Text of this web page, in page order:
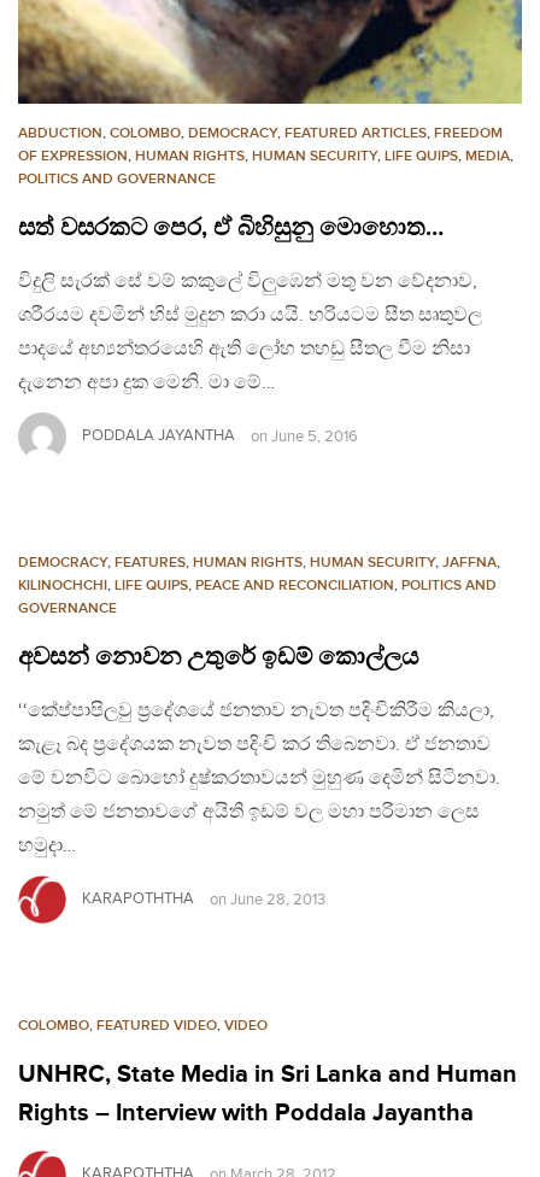
ABDUCTION, COLOMBO, DEMOCRACY, FEATURED ARTICLES, FREEDOM
OF EXPRESSION, HUMAN RIGHTS, HUMAN SECURITY, LIFE QUIPS, MEDIA,
POLITICS AND GOVERNANCE
සත් වසරකට පෙර, ඒ බිහිසුනු මොහොත…
විදුලි සැරක් සේ වම් කකුලේ විලුඹෙන් මතු වන වේදනාව,
ශරීරයම දවමින් හිස් මුදුන කරා යයි. හරියටම සීත සෘතුවල
පාදයේ අභ්‍යන්තරයෙහි ඇති ලෝහ තහඩු සීතල වීම නිසා
දැනෙන අපා දුක මෙනි. මා මේ…
PODDALA JAYANTHA on June 5, 2016
DEMOCRACY, FEATURES, HUMAN RIGHTS, HUMAN SECURITY, JAFFNA,
KILINOCHCHI, LIFE QUIPS, PEACE AND RECONCILIATION, POLITICS AND
GOVERNANCE
අවසන් නොවන උතුරේ ඉඩම් කොල්ලය
‘‘කේප්පාපිලවු ප්‍රදේශයේ ජනතාව නැවත පදිංචිකිරීම කියලා,
කැළෑ බද ප‍්‍රදේශයක නැවත පදිංචි කර තිබෙනවා. ඒ ජනතාව
මේ වනවිට බොහෝ දුෂ්කරතාවයන් මුහුණ දෙමින් සිටිනවා.
නමුත් මේ ජනතාවගේ අයිති ඉඩම් වල මහා පරිමාන ලෙස
හමුදා…
KARAPOTHTHA on June 28, 2013
COLOMBO, FEATURED VIDEO, VIDEO
UNHRC, State Media in Sri Lanka and Human
Rights – Interview with Poddala Jayantha